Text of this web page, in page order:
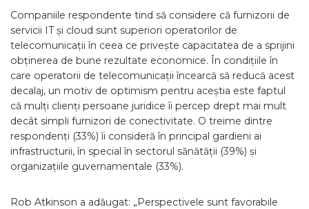
Companiile respondente tind să considere că furnizorii de
servicii IT și cloud sunt superiori operatorilor de
telecomunicații în ceea ce privește capacitatea de a sprijini
obținerea de bune rezultate economice. În condițiile în
care operatorii de telecomunicații încearcă să reducă acest
decalaj, un motiv de optimism pentru aceștia este faptul
că mulți clienți persoane juridice îi percep drept mai mult
decât simpli furnizori de conectivitate. O treime dintre
respondenți (33%) îi consideră în principal gardieni ai
infrastructurii, în special în sectorul sănătății (39%) și
organizațiile guvernamentale (33%).
Rob Atkinson a adăugat: „Perspectivele sunt favorabile